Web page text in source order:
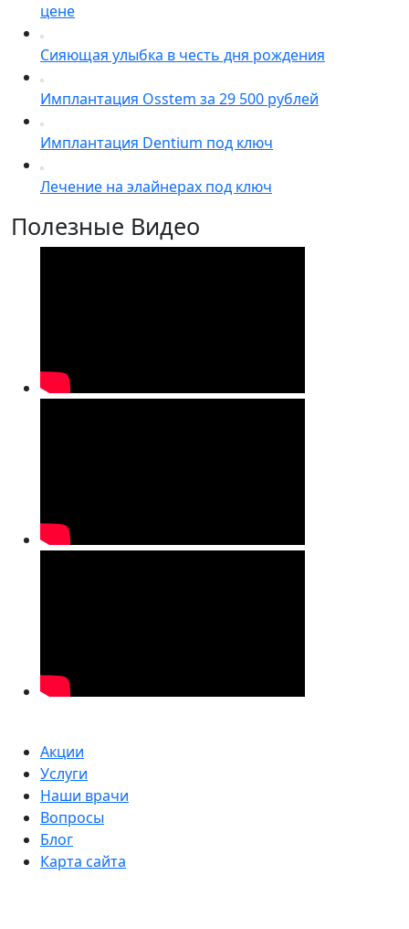
цене
Сияющая улыбка в честь дня рождения
Имплантация Osstem за 29 500 рублей
Имплантация Dentium под ключ
Лечение на элайнерах под ключ
Полезные Видео
Акции
Услуги
Наши врачи
Вопросы
Блог
Карта сайта